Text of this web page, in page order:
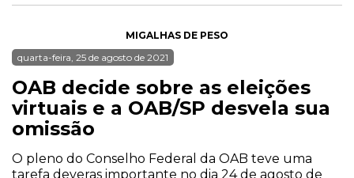
MIGALHAS DE PESO
quarta-feira, 25 de agosto de 2021
OAB decide sobre as eleições
virtuais e a OAB/SP desvela sua
omissão
O pleno do Conselho Federal da OAB teve uma
tarefa deveras importante no dia 24 de agosto de